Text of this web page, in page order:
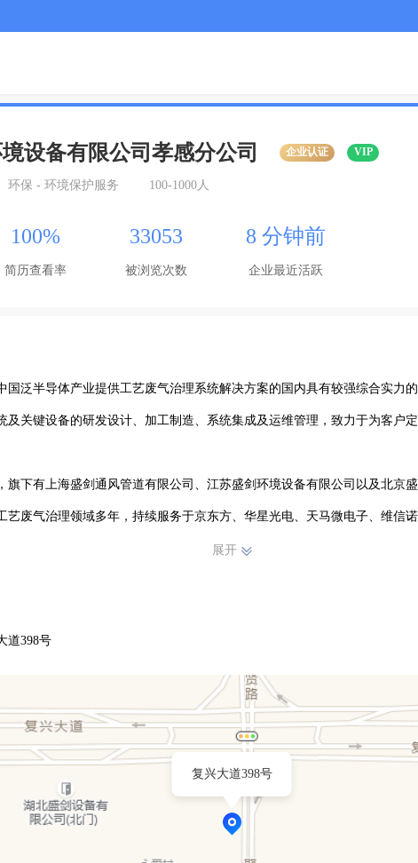
设备有限公司孝感分公司 企业认证 VIP
环保 - 环境保护服务 100-1000人
100%
简历查看率
33053
被浏览次数
8 分钟前
企业最近活跃
国泛半导体产业提供工艺废气治理系统解决方案的国内具有较强综合实力
及关键设备的研发设计、加工制造、系统集成及运维管理，致力于为客户
旗下有上海盛剑通风管道有限公司、江苏盛剑环境设备有限公司以及北京盛
艺废气治理领域多年，持续服务于京东方、华星光电、天马微电子、维信诺
展开
道398号
复兴大道398号